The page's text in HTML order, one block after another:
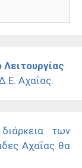
Λειτουργίας
Αχαΐας.
των
Αχαΐας θα